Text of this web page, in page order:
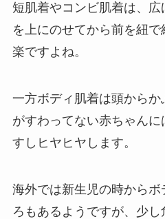
短肌着やコンビ肌着は、
を上にのせてから前を紐
楽ですよね。
一方ボディ肌着は頭から
がすわってない赤ちゃん
すしヒヤヒヤします。
海外では新生児の時からボ
ろもあるようですが、少